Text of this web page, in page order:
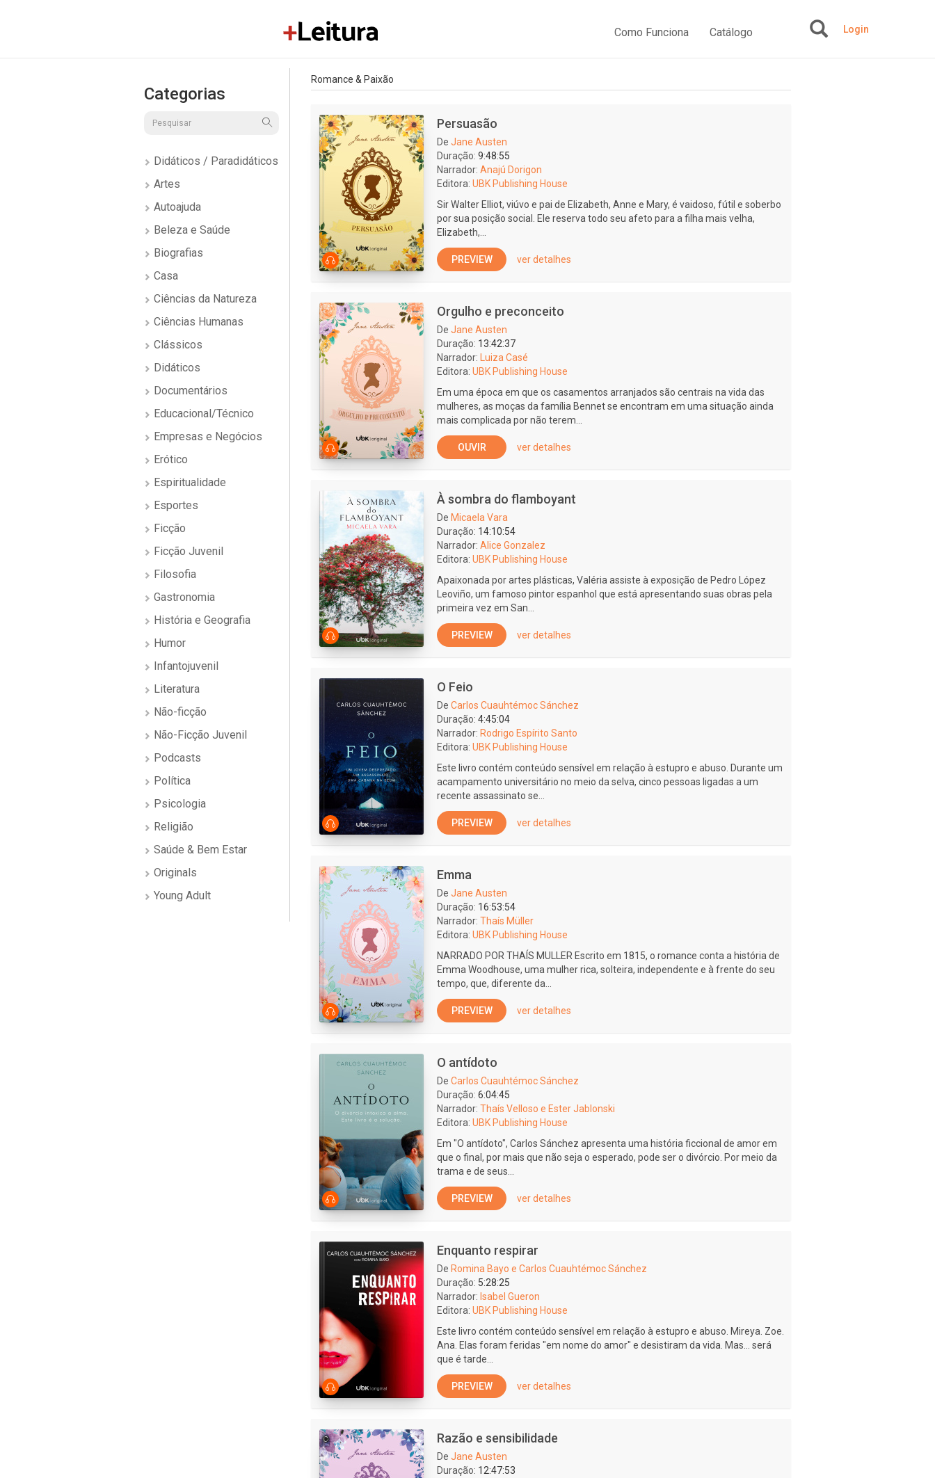
Como Funciona Catálogo Login
Categorias
Didáticos / Paradidáticos
Artes
Autoajuda
Beleza e Saúde
Biografias
Casa
Ciências da Natureza
Ciências Humanas
Clássicos
Didáticos
Documentários
Educacional/Técnico
Empresas e Negócios
Erótico
Espiritualidade
Esportes
Ficção
Ficção Juvenil
Filosofia
Gastronomia
História e Geografia
Humor
Infantojuvenil
Literatura
Não-ficção
Não-Ficção Juvenil
Podcasts
Política
Psicologia
Religião
Saúde & Bem Estar
Originals
Young Adult
Romance & Paixão
Persuasão
De Jane Austen
Duração: 9:48:55
Narrador: Anajú Dorigon
Editora: UBK Publishing House
Sir Walter Elliot, viúvo e pai de Elizabeth, Anne e Mary, é vaidoso, fútil e soberbo
por sua posição social. Ele reserva todo seu afeto para a filha mais velha,
Elizabeth,...
PREVIEW ver detalhes
Orgulho e preconceito
De Jane Austen
Duração: 13:42:37
Narrador:
Luiza Casé
Editora: UBK Publishing House
Em uma época em que os casamentos arranjados são centrais na vida das
mulheres, as moças da família Bennet se encontram em uma situação ainda
mais complicada por não terem...
OUVIR ver detalhes
À sombra do flamboyant
De Micaela Vara
Duração: 14:10:54
Narrador: Alice Gonzalez
Editora: UBK Publishing House
Apaixonada por artes plásticas, Valéria assiste à exposição de Pedro López
Leoviño, um famoso pintor espanhol que está apresentando suas obras pela
primeira vez em San...
PREVIEW ver detalhes
O Feio
De Carlos Cuauhtémoc Sánchez
Duração: 4:45:04
Narrador: Rodrigo Espírito Santo
Editora: UBK Publishing House
Este livro contém conteúdo sensível em relação à estupro e abuso. Durante um
acampamento universitário no meio da selva, cinco pessoas ligadas a um
recente assassinato se...
PREVIEW ver detalhes
Emma
De Jane Austen
Duração: 16:53:54
Narrador: Thaís Müller
Editora: UBK Publishing House
NARRADO POR THAÍS MULLER Escrito em 1815, o romance conta a história de
Emma Woodhouse, uma mulher rica, solteira, independente e à frente do seu
tempo, que, diferente da...
PREVIEW ver detalhes
O antídoto
De Carlos Cuauhtémoc Sánchez
Duração: 6:04:45
Narrador: Thaís Velloso e Ester Jablonski
Editora: UBK Publishing House
Em "O antídoto", Carlos Sánchez apresenta uma história ficcional de amor em
que o final, por mais que não seja o esperado, pode ser o divórcio. Por meio da
trama e de seus...
PREVIEW ver detalhes
Enquanto respirar
De Romina Bayo e Carlos Cuauhtémoc Sánchez
Duração: 5:28:25
Narrador: Isabel Gueron
Editora: UBK Publishing House
Este livro contém conteúdo sensível em relação à estupro e abuso. Mireya. Zoe.
Ana. Elas foram feridas "em nome do amor" e desistiram da vida. Mas... será
que é tarde...
PREVIEW ver detalhes
Razão e sensibilidade
De Jane Austen
Duração: 12:47:53